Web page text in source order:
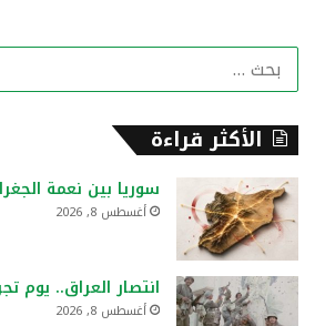
الأكثر قراءة
سوريا بين نعمة
أغسطس 8, 2026
انتصار العراق.. يوم
أغسطس 8, 2026